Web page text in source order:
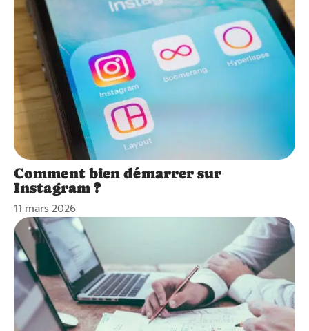
Comment bien démarrer sur
Instagram ?
11 mars 2026